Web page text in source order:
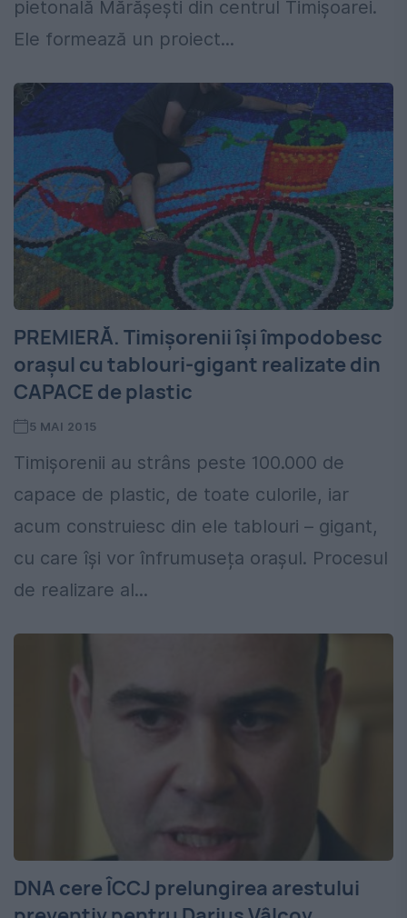
pietonală Mărășești din centrul Timișoarei.
Ele formează un proiect...
PREMIERĂ. Timișorenii își împodobesc
orașul cu tablouri-gigant realizate din
CAPACE de plastic
5 MAI 2015
Timișorenii au strâns peste 100.000 de
capace de plastic, de toate culorile, iar
acum construiesc din ele tablouri – gigant,
cu care își vor înfrumuseța orașul. Procesul
de realizare al...
DNA cere ÎCCJ prelungirea arestului